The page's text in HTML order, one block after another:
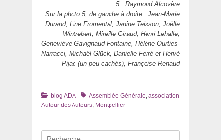
5 : Raymond Alcovère
Sur la photo 5, de gauche à droite : Jean-Marie
Durand, Line Fromental, Janine Teisson, Joëlle
Wintrebert, Mireille Giraud, Henri Lehalle,
Geneviève Gavignaud-Fontaine, Hélène Ourties-
Narracci, Michaël Glück, Danielle Ferré et Hervé
Pijac (un peu cachés), Françoise Renaud
Catégories
blog ADA TagsAssemblée Générale, association
Autour des Auteurs, Montpellier
Recherche